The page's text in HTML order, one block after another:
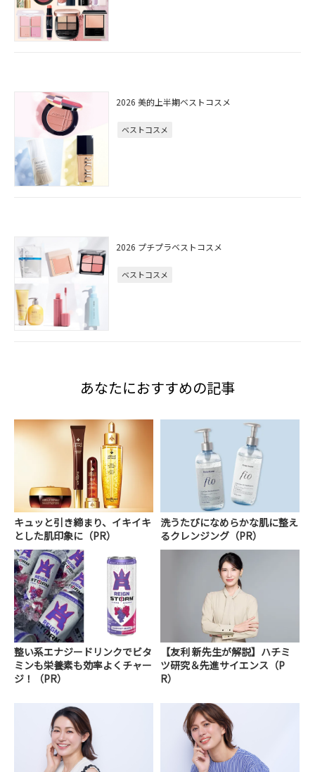
2026 美的上半期ベストコスメ
ベストコスメ
2026 プチプラベストコスメ
ベストコスメ
あなたにおすすめの記事
キュッと引き締まり、イキイキ
とした肌印象に（PR）
洗うたびになめらかな肌に整え
るクレンジング（PR）
整い系エナジードリンクでビタ
ミンも栄養素も効率よくチャー
ジ！（PR）
【友利 新先生が解説】ハチミ
ツ研究＆先進サイエンス（P
R）